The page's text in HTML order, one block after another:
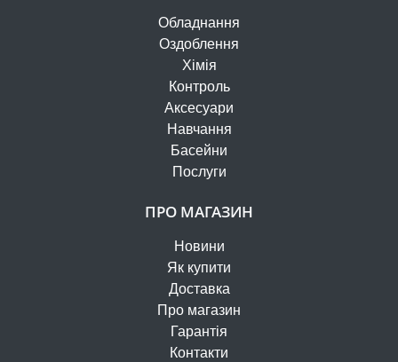
Обладнання
Оздоблення
Хімія
Контроль
Аксесуари
Навчання
Басейни
Послуги
ПРО МАГАЗИН
Новини
Як купити
Доставка
Про магазин
Гарантія
Контакти